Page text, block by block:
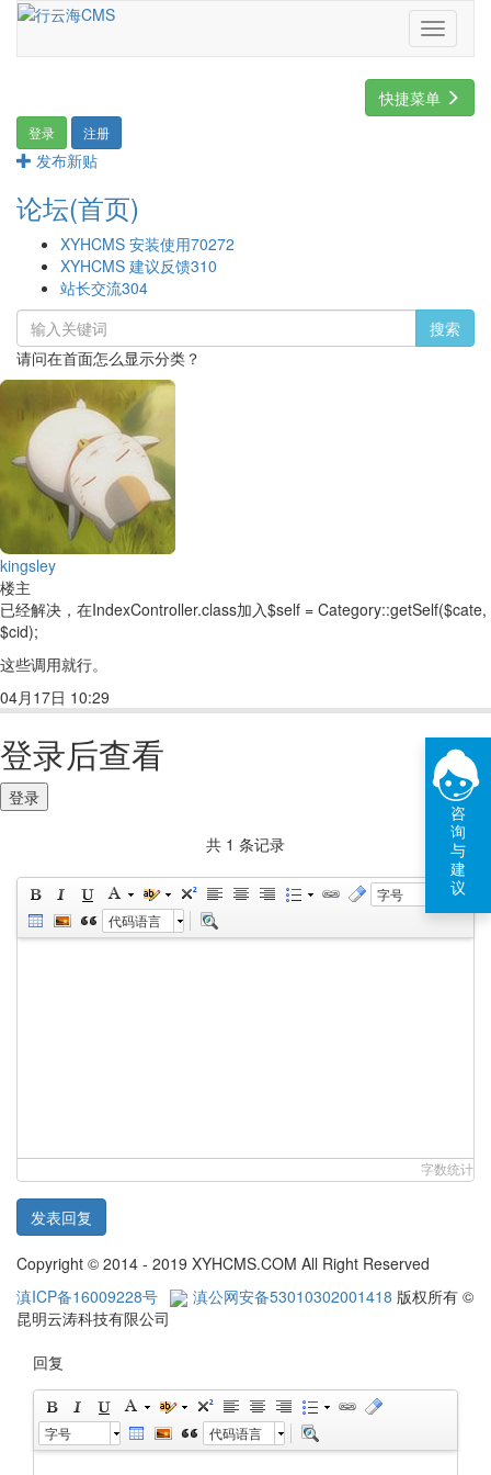
Toggle
快捷菜单
登录 注册
发布新贴
论坛(首页)
XYHCMS 安装使用70272
XYHCMS 建议反馈310
站长交流304
搜索
请问在首面怎么显示分类？
kingsley
楼主
已经解决，在IndexController.class加入$self = Category::getSelf($cate,
$cid);
这些调用就行。
04月17日 10:29
登录后查看
登录
共 1 条记录
字号
代码语言
字数统计
发表回复
Copyright © 2014 - 2019 XYHCMS.COM All Right Reserved
滇ICP备16009228号
滇公网安备53010302001418 版权所有 ©
昆明云涛科技有限公司
回复
字号 代码语言
咨
询
与
建
议